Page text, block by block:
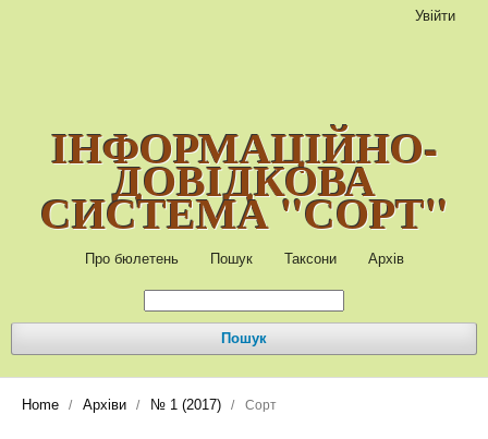
ІНФОРМАЦІЙНО-
ДОВІДКОВА
СИСТЕМА "СОРТ"
Про бюлетень Пошук Таксони Архів
Пошук
Увійти
Home / Архіви / № 1 (2017) / Сорт